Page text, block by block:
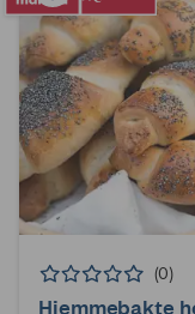
(0)
Hjemmebakte